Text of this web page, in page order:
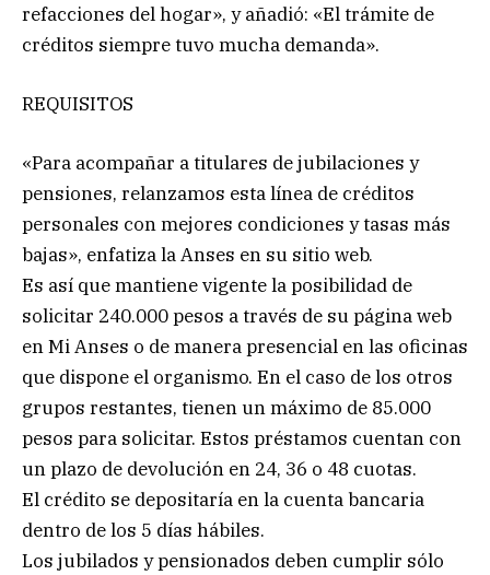
refacciones del hogar», y añadió: «El trámite de
créditos siempre tuvo mucha demanda».
REQUISITOS
«Para acompañar a titulares de jubilaciones y
pensiones, relanzamos esta línea de créditos
personales con mejores condiciones y tasas más
bajas», enfatiza la Anses en su sitio web.
Es así que mantiene vigente la posibilidad de
solicitar 240.000 pesos a través de su página web
en Mi Anses o de manera presencial en las oficinas
que dispone el organismo. En el caso de los otros
grupos restantes, tienen un máximo de 85.000
pesos para solicitar. Estos préstamos cuentan con
un plazo de devolución en 24, 36 o 48 cuotas.
El crédito se depositaría en la cuenta bancaria
dentro de los 5 días hábiles.
Los jubilados y pensionados deben cumplir sólo